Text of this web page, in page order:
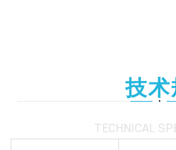
技
TECHNICAL